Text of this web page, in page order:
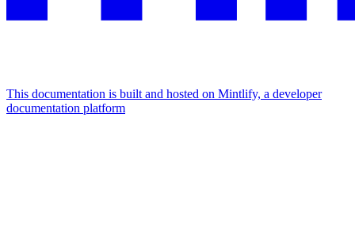
This documentation is built and hosted on Mintlify, a developer
documentation platform